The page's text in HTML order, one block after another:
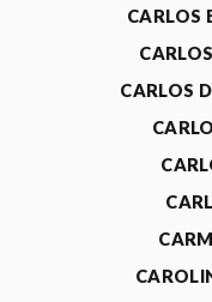
CARLOS
CARLOS